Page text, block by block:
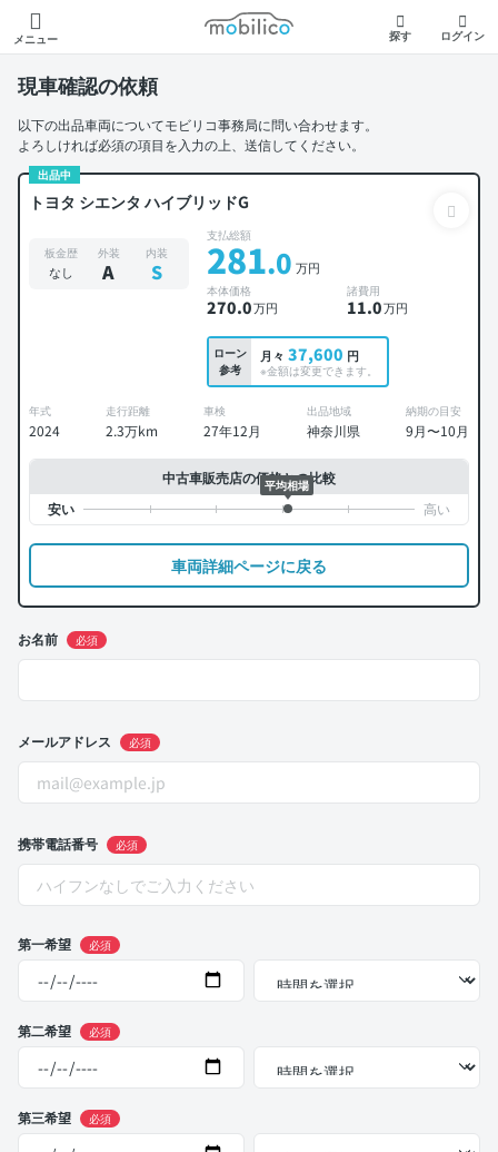
メニュー
モビリコ
探す ログイン
現車確認の依頼
以下の出品車両についてモビリコ事務局に問い合わせます。
よろしければ必須の項目を入力の上、送信してください。
出品中
トヨタ シエンタ ハイブリッドG
板金歴
なし
外装
A
内装
S
支払総額
281.0 万円
本体価格
270.0万円
諸費用
11.0万円
ローン
参考
月々 37,600 円
※金額は変更できます。
年式
2024
走行距離
2.3万km
車検
27年12月
出品地域
神奈川県
納期の目安
9月〜10月
中古車販売店の価格との比較
平均相場
車両詳細ページに戻る
お名前 必須
メールアドレス 必須
携帯電話番号 必須
第一希望 必須
第二希望 必須
第三希望 必須